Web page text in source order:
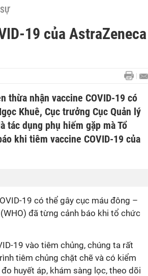
19 của AstraZeneca
thừa nhận vaccine COVID-19 có
Khuê, Cục trưởng Cục Quản lý
tác dụng phụ hiếm gặp mà Tổ
khi tiêm vaccine COVID-19 của
19 có thể gây cục máu đông –
đã từng cảnh báo khi tổ chức
19 vào tiêm chủng, chúng ta rất
tiêm chủng chặt chẽ và có kiểm
huyết áp, khám sàng lọc, theo dõi